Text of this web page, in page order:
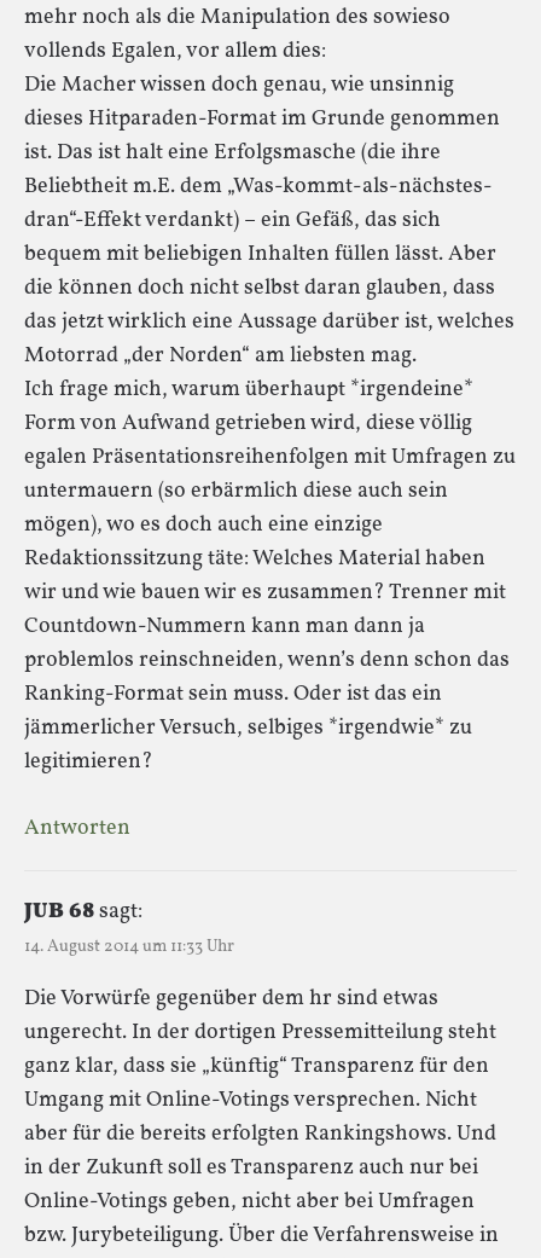
mehr noch als die Manipulation des sowieso
vollends Egalen, vor allem dies:
Die Macher wissen doch genau, wie unsinnig
dieses Hitparaden-Format im Grunde genommen
ist. Das ist halt eine Erfolgsmasche (die ihre
Beliebtheit m.E. dem „Was-kommt-als-nächstes-
dran“-Effekt verdankt) – ein Gefäß, das sich
bequem mit beliebigen Inhalten füllen lässt. Aber
die können doch nicht selbst daran glauben, dass
das jetzt wirklich eine Aussage darüber ist, welches
Motorrad „der Norden“ am liebsten mag.
Ich frage mich, warum überhaupt *irgendeine*
Form von Aufwand getrieben wird, diese völlig
egalen Präsentationsreihenfolgen mit Umfragen zu
untermauern (so erbärmlich diese auch sein
mögen), wo es doch auch eine einzige
Redaktionssitzung täte: Welches Material haben
wir und wie bauen wir es zusammen? Trenner mit
Countdown-Nummern kann man dann ja
problemlos reinschneiden, wenn’s denn schon das
Ranking-Format sein muss. Oder ist das ein
jämmerlicher Versuch, selbiges *irgendwie* zu
legitimieren?
Antworten
JUB 68sagt:
14. August 2014 um 11:33 Uhr
Die Vorwürfe gegenüber dem hr sind etwas
ungerecht. In der dortigen Pressemitteilung steht
ganz klar, dass sie „künftig“ Transparenz für den
Umgang mit Online-Votings versprechen. Nicht
aber für die bereits erfolgten Rankingshows. Und
in der Zukunft soll es Transparenz auch nur bei
Online-Votings geben, nicht aber bei Umfragen
bzw. Jurybeteiligung. Über die Verfahrensweise in